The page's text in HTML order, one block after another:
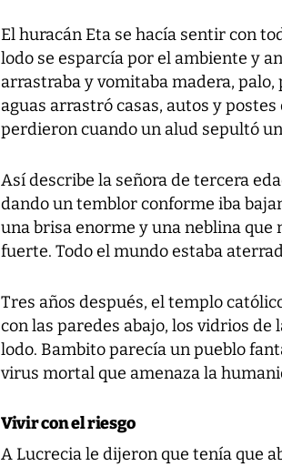
El huracán Eta se hacía sentir con
lodo se esparcía por el ambiente y
arrastraba y vomitaba madera,
aguas arrastró casas, autos y postes
perdieron cuando un alud sepultó
Así describe la señora de tercera
dando un temblor conforme iba
una brisa enorme y una neblina
fuerte. Todo el mundo estaba
Tres años después, el templo
con las paredes abajo, los vidrios
lodo. Bambito parecía un pueblo
virus mortal que amenaza la
Vivir con el riesgo
A Lucrecia le dijeron que tenía que